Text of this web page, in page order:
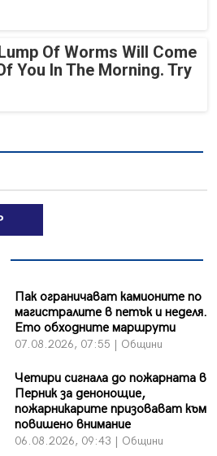
Of Worms Will Come
You In The Morning. Try
Пак ограничават камионите по
магистралите в петък и неделя.
Ето обходните маршрути
07.08.2026, 07:55 | Общини
Четири сигнала до пожарната в
Перник за денонощие,
пожарникарите призовават към
повишено внимание
06.08.2026, 09:43 | Общини